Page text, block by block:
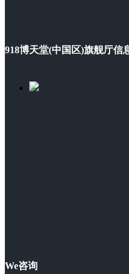
918博天堂(中国区)旗舰厅信
We咨询